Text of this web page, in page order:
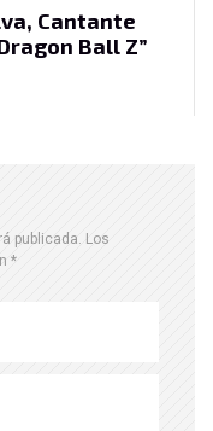
Cantante
Ball Z”
publicada. Los
*